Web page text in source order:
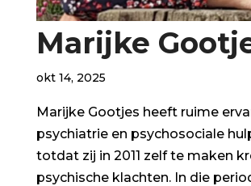
Marijke
okt 14, 2025
Marijke Gootjes heeft ruime
psychiatrie en psychosociale
totdat zij in 2011 zelf te maken
psychische klachten. In die